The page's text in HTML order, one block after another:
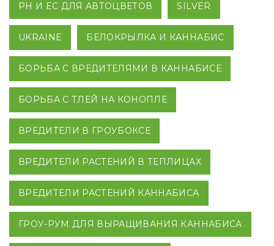
PH И EC ДЛЯ АВТОЦВЕТОВ SILVER
UKRAINE БЕЛОКРЫЛКА И КАННАБИС
БОРЬБА С ВРЕДИТЕЛЯМИ В КАННАБИСЕ
БОРЬБА С ТЛЕЙ НА КОНОПЛЕ
ВРЕДИТЕЛИ В ГРОУБОКСЕ
ВРЕДИТЕЛИ РАСТЕНИЙ В ТЕПЛИЦАХ
ВРЕДИТЕЛИ РАСТЕНИЙ КАННАБИСА
ГРОУ-РУМ ДЛЯ ВЫРАЩИВАНИЯ КАННАБИСА